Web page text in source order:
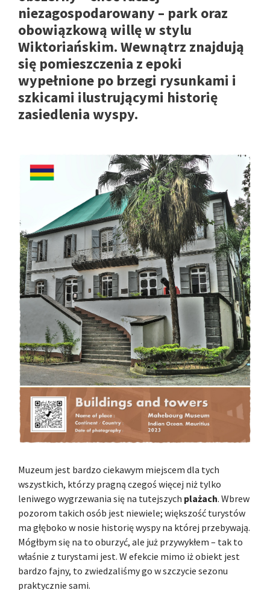
niezagospodarowany – park oraz
obowiązkową willę w stylu
Wiktoriańskim. Wewnątrz znajdują
się pomieszczenia z epoki
wypełnione po brzegi rysunkami i
szkicami ilustrującymi historię
zasiedlenia wyspy.
Muzeum jest bardzo ciekawym miejscem dla tych
wszystkich, którzy pragną czegoś więcej niż tylko
leniwego wygrzewania się na tutejszych plażach. Wbrew
pozorom takich osób jest niewiele; większość turystów
ma głęboko w nosie historię wyspy na której przebywają.
Mógłbym się na to oburzyć, ale już przywykłem – tak to
właśnie z turystami jest. W efekcie mimo iż obiekt jest
bardzo fajny, to zwiedzaliśmy go w szczycie sezonu
praktycznie sami.